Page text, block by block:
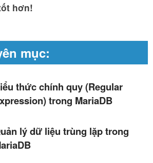
hơn!
mục:
thức chính quy (Regular
trong MariaDB
lý dữ liệu trùng lặp trong